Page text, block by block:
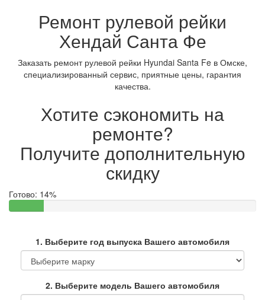
Ремонт рулевой рейки
Хендай Санта Фе
Заказать ремонт рулевой рейки Hyundai Santa Fe в Омске,
специализированный сервис, приятные цены, гарантия
качества.
Хотите сэкономить на
ремонте?
Получите дополнительную
скидку
Готово: 14%
1. Выберите год выпуска Вашего автомобиля
2. Выберите модель Вашего автомобиля